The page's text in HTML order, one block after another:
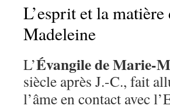
L’esprit et la
Madeleine
L’Évangile de Marie-
siècle après J.-C., fait
l’âme en contact avec